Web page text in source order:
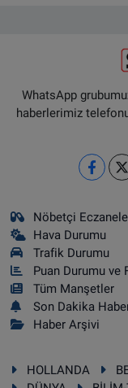
WhatsApp
haberlerimiz
Nöbetçi
Hava Durumu
Trafik Durumu
Puan Durumu ve
Tüm Manşetler
Son Dakika
Haber Arşivi
HOLLANDA